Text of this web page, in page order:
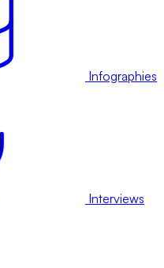
Infographies
Interviews